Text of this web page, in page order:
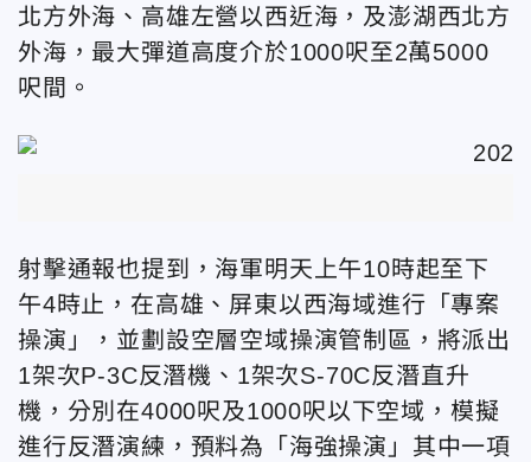
北方外海、高雄左營以西近海，及澎湖西北方
外海，最大彈道高度介於1000呎至2萬5000
呎間。
射擊通報也提到，海軍明天上午10時起至下
午4時止，在高雄、屏東以西海域進行「專案
操演」，並劃設空層空域操演管制區，將派出
1架次P-3C反潛機、1架次S-70C反潛直升
機，分別在4000呎及1000呎以下空域，模擬
進行反潛演練，預料為「海強操演」其中一項